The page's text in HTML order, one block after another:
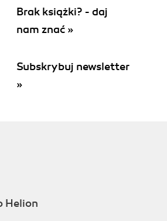
Brak książki? - daj
nam znać »
Subskrybuj newsletter
»
Helion